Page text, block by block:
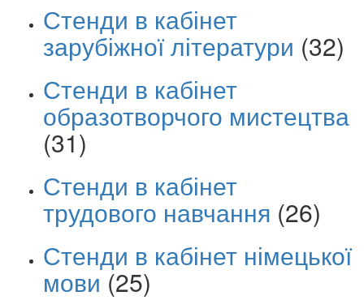
Стенди в кабінет
зарубіжної літератури (32)
Стенди в кабінет
образотворчого мистецтва
(31)
Стенди в кабінет
трудового навчання (26)
Стенди в кабінет німецької
мови (25)